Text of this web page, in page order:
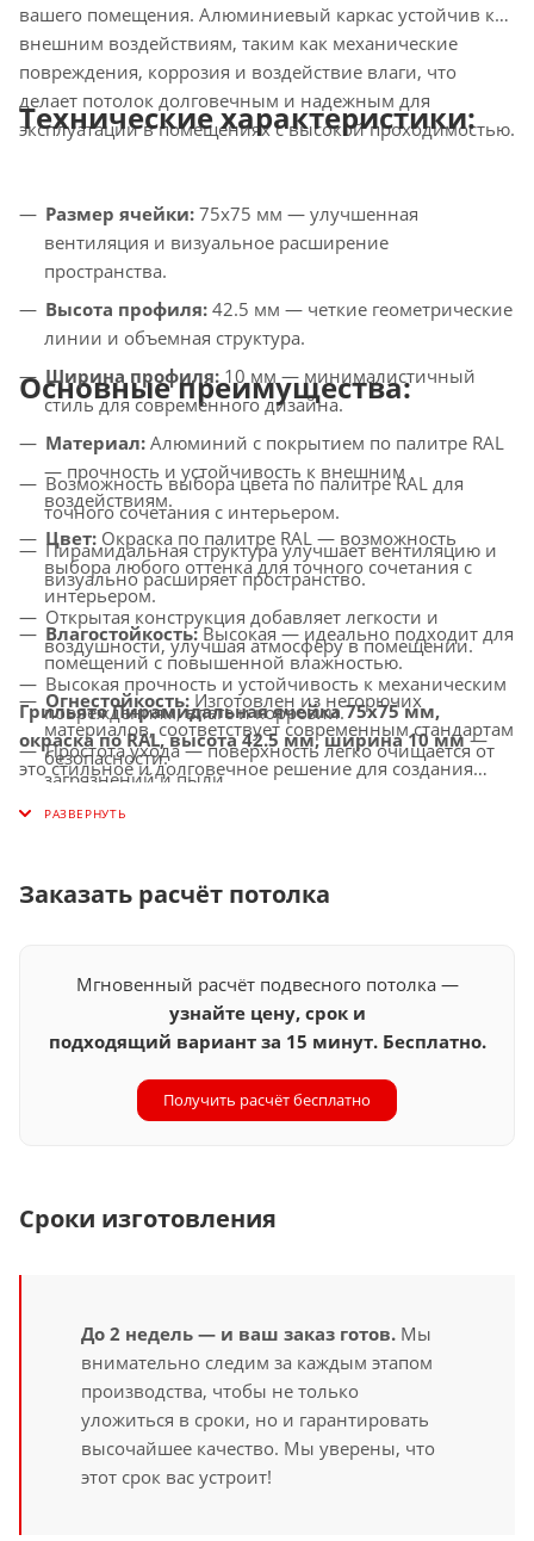
вашего помещения. Алюминиевый каркас устойчив к
внешним воздействиям, таким как механические
повреждения, коррозия и воздействие влаги, что
делает потолок долговечным и надежным для
эксплуатации в помещениях с высокой проходимостью.
Технические характеристики:
Размер ячейки: 75х75 мм — улучшенная
вентиляция и визуальное расширение
пространства.
Высота профиля: 42.5 мм — четкие геометрические
линии и объемная структура.
Ширина профиля: 10 мм — минималистичный
стиль для современного дизайна.
Материал: Алюминий с покрытием по палитре RAL
— прочность и устойчивость к внешним
воздействиям.
Цвет: Окраска по палитре RAL — возможность
выбора любого оттенка для точного сочетания с
интерьером.
Влагостойкость:Высокая — идеально подходит для
помещений с повышенной влажностью.
Огнестойкость: Изготовлен из негорючих
материалов, соответствует современным стандартам
безопасности.
интегрируется с LED-светильниками и другими
Основные преимущества:
Возможность выбора цвета по палитре RAL для
точного сочетания с интерьером.
Пирамидальная структура улучшает вентиляцию и
визуально расширяет пространство.
Открытая конструкция добавляет легкости и
воздушности, улучшая атмосферу в помещении.
Высокая прочность и устойчивость к механическим
повреждениям, влаге и коррозии.
Простота ухода — поверхность легко очищается от
загрязнений и пыли.
Универсальное применение — идеально подходит
Грильято Пирамидальная ячейка 75х75 мм,
окраска по RAL, высота 42.5 мм, ширина 10 мм—
это стильное и долговечное решение для создания
вашему интерьеру современный и индивидуальный
Заказать расчёт потолка
Мгновенный расчёт подвесного потолка —
узнайте цену, срок и
подходящий вариант за 15 минут. Бесплатно.
Получить расчёт бесплатно
Сроки изготовления
До 2 недель — и ваш заказ готов. Мы
внимательно следим за каждым этапом
производства, чтобы не только
уложиться в сроки, но и гарантировать
высочайшее качество. Мы уверены, что
этот срок вас устроит!